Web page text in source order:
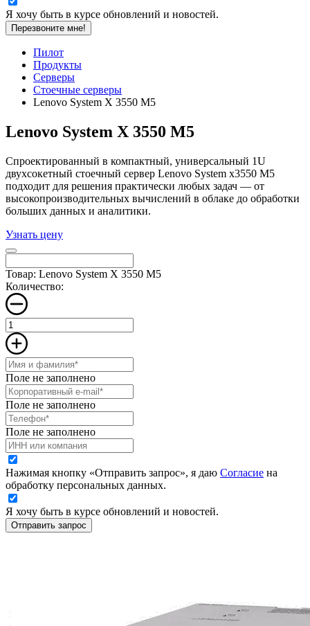
Я хочу быть в курсе обновлений и новостей.
Перезвоните мне!
Пилот
Продукты
Серверы
Стоечные серверы
Lenovo System X 3550 M5
Lenovo System X 3550 M5
Спроектированный в компактный, универсальный 1U
двухсокетный стоечный сервер Lenovo System x3550 M5
подходит для решения практически любых задач — от
высокопроизводительных вычислений в облаке до обработки
больших данных и аналитики.
Узнать цену
Товар: Lenovo System X 3550 M5
Количество:
Поле не заполнено
Поле не заполнено
Поле не заполнено
Нажимая кнопку «Отправить запрос», я даю Согласие на
обработку персональных данных.
Я хочу быть в курсе обновлений и новостей.
Отправить запрос